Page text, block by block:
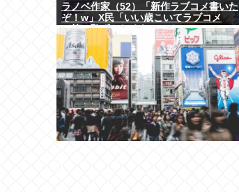
ラノベ作家（52）「新作ラブコメ書いた
ぞ！w」X民「いい歳こいてラブコメ
（笑）恥ずかしくないの？」